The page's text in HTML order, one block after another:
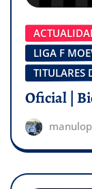
LIGA F
TITULARES
Oficial |